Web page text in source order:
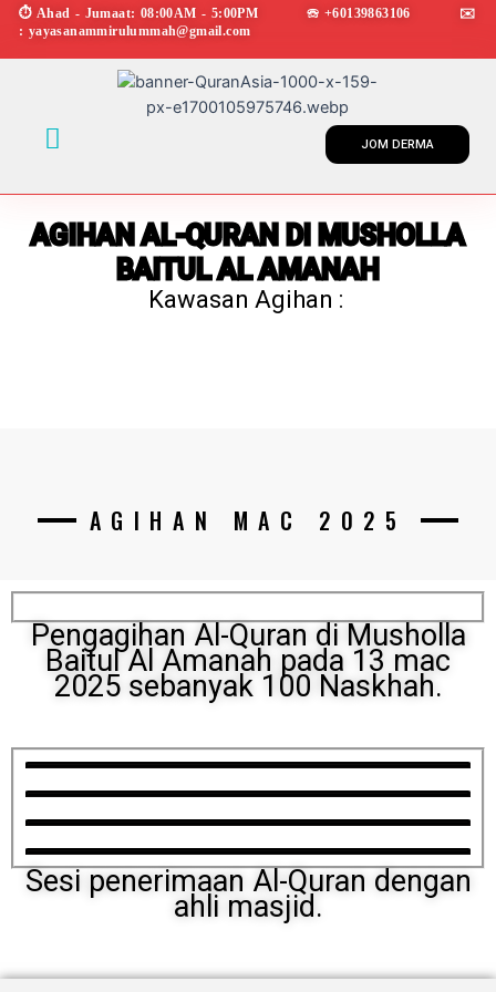
Skip
content
⏱︎ Ahad - Jumaat: 08:00AM - 5:00PM ☏ +60139863106 ✉︎
: yayasanammirulummah@gmail.com
Menu JOM DERMA
AGIHAN AL-QURAN DI MUSHOLLA
BAITUL AL AMANAH
Kawasan Agihan :
AGIHAN MAC 2025
Pengagihan Al-Quran di Musholla
Baitul Al Amanah pada 13 mac
2025 sebanyak 100 Naskhah.
Sesi penerimaan Al-Quran dengan
ahli masjid.